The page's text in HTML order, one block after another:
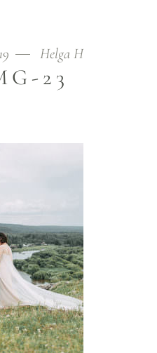
Helga H
23